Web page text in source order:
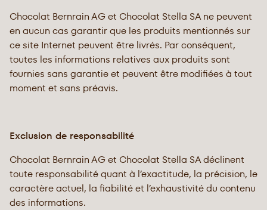
Chocolat Bernrain AG et Chocolat Stella SA ne peuvent
en aucun cas garantir que les produits mentionnés sur
ce site Internet peuvent être livrés. Par conséquent,
toutes les informations relatives aux produits sont
fournies sans garantie et peuvent être modifiées à tout
moment et sans préavis.
Exclusion de responsabilité
Chocolat Bernrain AG et Chocolat Stella SA déclinent
toute responsabilité quant à l’exactitude, la précision, le
caractère actuel, la fiabilité et l’exhaustivité du contenu
des informations.